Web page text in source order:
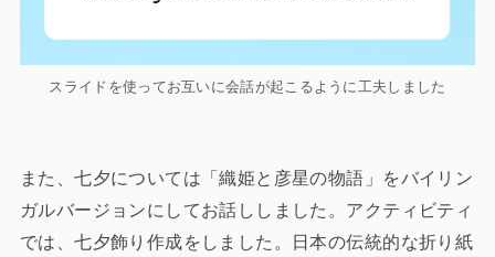
スライドを使ってお互いに会話が起こるように工夫しました
また、七夕については「織姫と彦星の物語」をバイリン
ガルバージョンにしてお話ししました。アクティビティ
では、七夕飾り作成をしました。日本の伝統的な折り紙